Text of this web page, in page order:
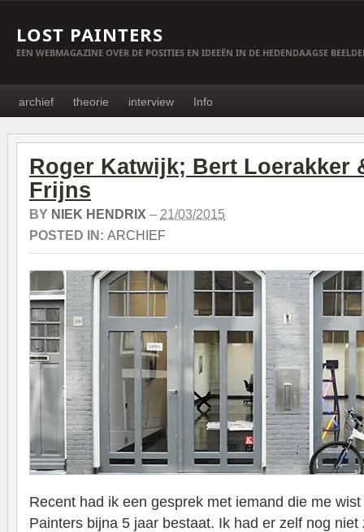
LOST PAINTERS
EEN WEBMAGAZINE OVER DE POSITIES EN IDEEËN IN DE HEDENDAAGSE
archief theorie interview Info
Roger Katwijk; Bert Loerakker
Frijns
BY NIEK HENDRIX – 21/03/2015
POSTED IN: ARCHIEF
Recent had ik een gesprek met iemand die me
Painters bijna 5 jaar bestaat. Ik had er zelf nog niet